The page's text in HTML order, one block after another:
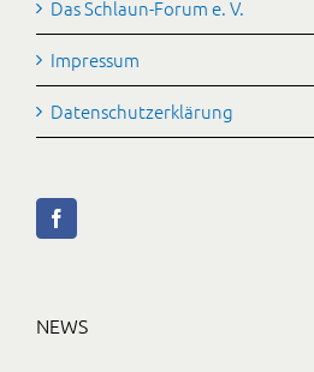
Das Schlaun-Forum e. V.
Impressum
Datenschutzerklärung
NEWS